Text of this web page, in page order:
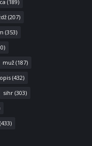
(189)
(207)
(353)
muž(187)
(432)
sihr(303)
(433)